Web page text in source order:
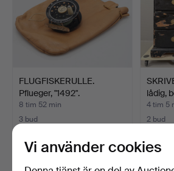
FLUGFISKERULLE.
Pflueger, "1492".
8 tim 52 min
3 bud
lådig,
4 tim 5
2 bud
Vi använder cookies